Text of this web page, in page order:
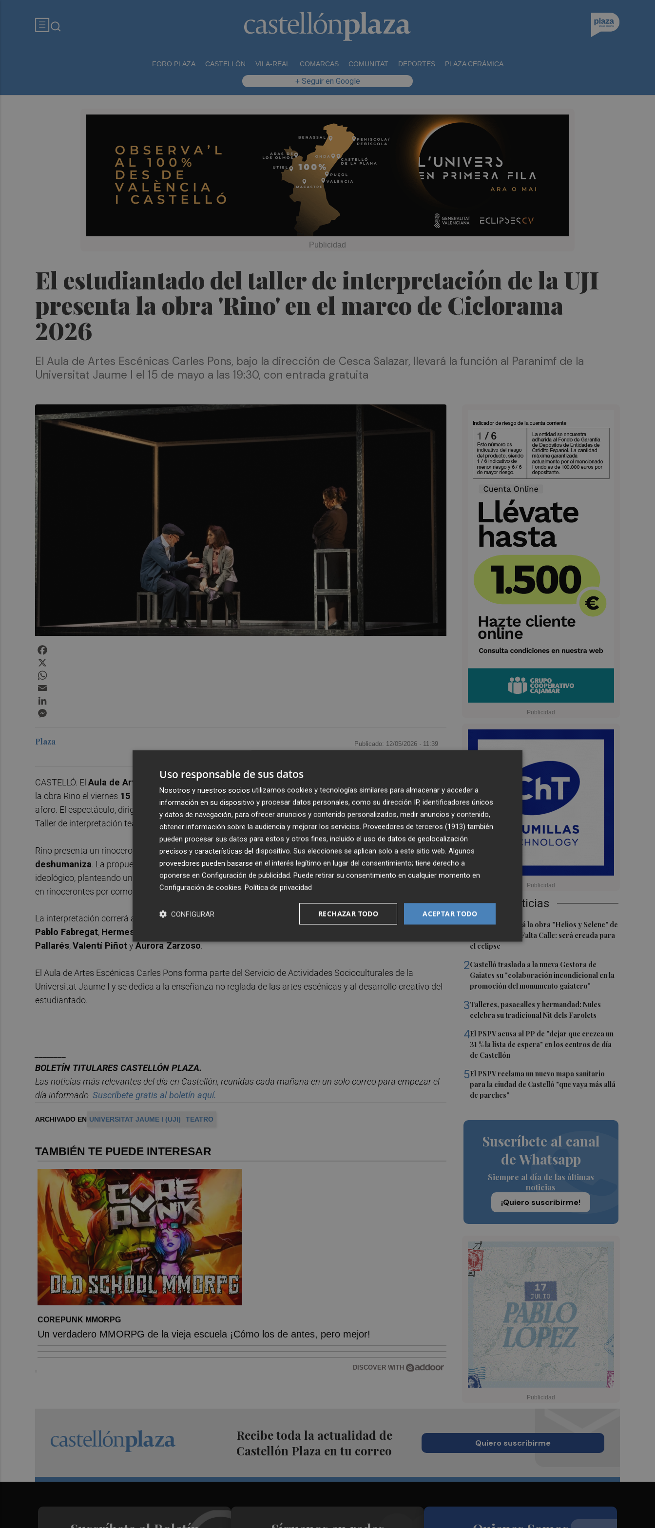
FORO PLAZA CASTELLÓN VILA-REAL COMARCAS COMUNITAT DEPORTES PLAZA CERÁMICA
+ Seguir en Google
El estudiantado del taller de interpretación de la UJI
presenta la obra 'Rino' en el marco de Ciclorama
2026
El Aula de Artes Escénicas Carles Pons, bajo la dirección de Cesca Salazar, llevará la función al Paranimf de la
Universitat Jaume I el 15 de mayo a las 19:30, con entrada gratuita
Últimas Noticias
1Castelló acogerá la obra "Helios y Selene" de
la compañía Te Falta Calle: será creada para
el eclipse
2Castelló traslada a la nueva Gestora de
Gaiates su "colaboración incondicional en la
promoción del monumento gaiatero"
3Talleres, pasacalles y hermandad: Nules
celebra su tradicional Nit dels Farolets
4El PSPV acusa al PP de "dejar que crezca un
31 % la lista de espera" en los centros de día
de Castellón
5El PSPV reclama un nuevo mapa sanitario
para la ciudad de Castelló "que vaya más allá
de parches"
Suscríbete al canal
de Whatsapp
Siempre al día de las últimas
noticias
¡Quiero suscribirme!
Plaza Publicado: 12/05/2026 · 11:39
CASTELLÓ. El Aula de Artes Escénicas Carles Pons
la obra Rino el viernes 15 de mayo de 2026, a las19.30 horas, conentrada gratuitahasta completar
aforo. El espectáculo, dirigido por
Cesca Salazar, corresponde al trabajo realizado por el alumnado del
Taller de interpretación teatral dentro del cicloCiclorama 2026.
Rino presenta un rinoceronte teatral que encarna el fanatismo que desfigura a las personas y las
deshumaniza. La propuesta escénica funciona como una alegoría de la uniformización y el contagio
ideológico, planteando una reflexión sobre una sociedad en la que, poco a poco, las personas se convierten
en rinocerontes por comodidad y apatía.
La interpretación correrá a cargo deJoan Asensi Carmen Casalta ,María Company,
Pablo Fabregat, Hermes Ferrer
Pallarés,Valentí PiñotyAurora Zarzoso.
El Aula de Artes Escénicas Carles Pons forma parte del Servicio de Actividades Socioculturales de la
Universitat Jaume I y se dedica a la enseñanza no reglada de las artes escénicas y al desarrollo creativo del
estudiantado.
BOLETÍN TITULARES CASTELLÓN PLAZA.
Las noticias más relevantes del día en Castellón, reunidas cada mañana en un solo correo para empezar el
día informado. Suscríbete gratis al boletín aquí.
ARCHIVADO EN UNIVERSITAT JAUME I (UJI) TEATRO
TAMBIÉN TE PUEDE INTERESAR
COREPUNK MMORPG
Un verdadero MMORPG de la vieja escuela ¡Cómo los de antes, pero mejor!
DISCOVER WITH
Recibe toda la actualidad de
Castellón Plaza en tu correo
Quiero suscribirme
Uso responsable de sus datos
Nosotros y nuestros socios utilizamos cookies y tecnologías similares para almacenar y acceder a
información en su dispositivo y procesar datos personales, como su dirección IP, identificadores únicos
y datos de navegación, para ofrecer anuncios y contenido personalizados, medir anuncios y contenido,
obtener información sobre la audiencia y mejorar los servicios. Proveedores de terceros (1913) también
pueden procesar sus datos para estos y otros fines, incluido el uso de datos de geolocalización
precisos y características del dispositivo. Sus elecciones se aplican solo a este sitio web. Algunos
proveedores pueden basarse en el interés legítimo en lugar del consentimiento; tiene derecho a
oponerse en Configuración de publicidad. Puede retirar su consentimiento en cualquier momento en
Configuración de cookies. Política de privacidad
ACEPTAR TODO
RECHAZAR TODO
CONFIGURAR